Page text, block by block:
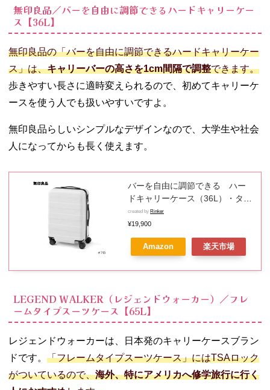
無印良品／バーを自由に調節できるハードキャリーケー
ス【36L】
無印良品の「バーを自由に調節できるハードキャリーケー
ス」は、キャリーバーの高さを1cm間隔で調整できます。
歩きやすい長さに適時変えられるので、初めてキャリーケ
ースを使う人でも扱いやすいですよ。
無印良品らしいシンプルなデザインなので、大学生や社会
人になってからも長く使えます。
バーを自由に調節できる ハー
ドキャリーケース（36L）・タテ
54×ヨコ37×マチ24cm【無印良品
公式】
created by Rinker
¥19,900
Amazon 楽天市場
LEGEND WALKER（レジェンドウォーカー）／フレ
ームタイプスーツケース【65L】
レジェンドウォーカーは、日本発のキャリーケースブラン
ドです。 「フレームタイプスーツケース」にはTSAロック
がついているので、海外、特にアメリカへ修学旅行に行く